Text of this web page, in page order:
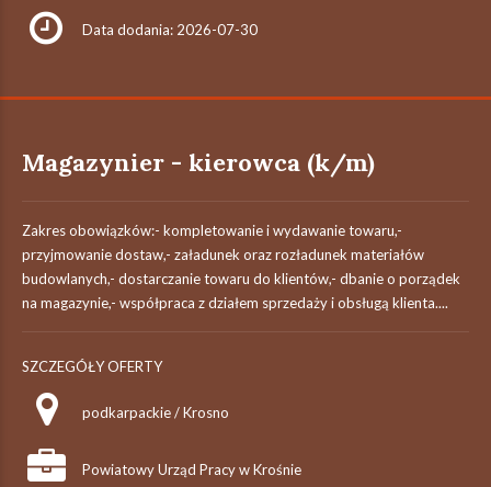
Data dodania: 2026-07-30
Magazynier - kierowca (k/m)
Zakres obowiązków:- kompletowanie i wydawanie towaru,-
przyjmowanie dostaw,- załadunek oraz rozładunek materiałów
budowlanych,- dostarczanie towaru do klientów,- dbanie o porządek
na magazynie,- współpraca z działem sprzedaży i obsługą klienta....
SZCZEGÓŁY OFERTY
podkarpackie / Krosno
Powiatowy Urząd Pracy w Krośnie